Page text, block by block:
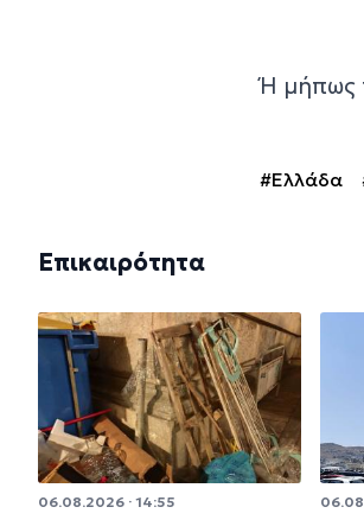
Ή μήπως
#Ελλάδα
Επικαιρότητα
06.08.2026 · 14:55